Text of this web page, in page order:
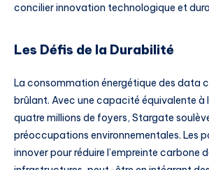
concilier innovation technologique et
Les Défis de la Durabilité
La consommation énergétique des data
brûlant. Avec une capacité équivalente à
quatre millions de foyers, Stargate
préoccupations environnementales. Les
innover pour réduire l’empreinte carbone